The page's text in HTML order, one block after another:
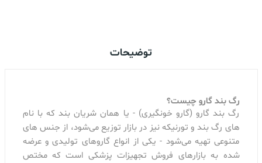
توضیحات
رگ‌ بند گارو چیست؟
رگ بند گارو (گارو خونگیری) - یا همان شریان بند که با نام
های رگ بند و تورنیکه نیز در بازار توزیع می‌شود، از جنس های
متنوعی تهیه می‌شود - یکی از انواع گاروهای تولیدی و عرضه
شده به بازارهای فروش تجهیزات پزشکی است که مختص